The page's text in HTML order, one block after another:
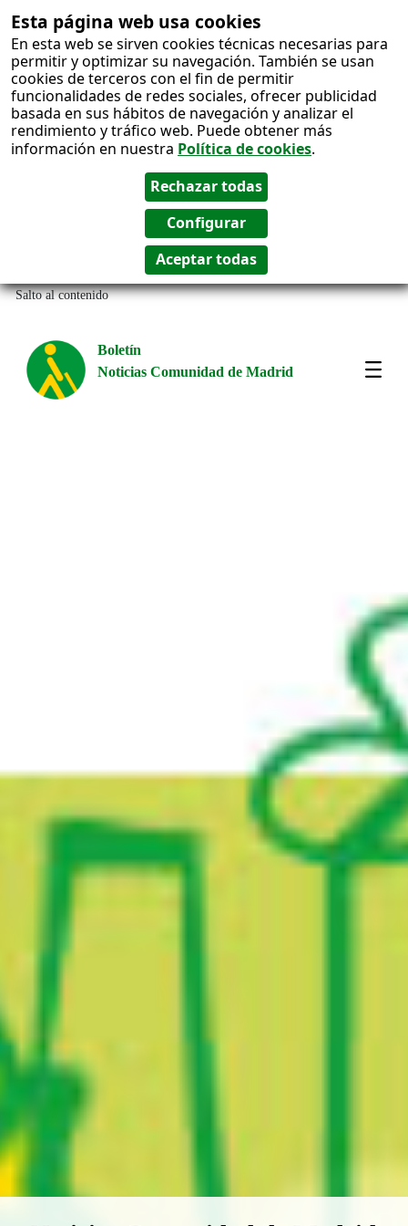
Esta página web usa cookies
En esta web se sirven cookies técnicas necesarias para
permitir y optimizar su navegación. También se usan
cookies de terceros con el fin de permitir
funcionalidades de redes sociales, ofrecer publicidad
basada en sus hábitos de navegación y analizar el
rendimiento y tráfico web. Puede obtener más
información en nuestra Política de cookies.
Salto al contenido
Boletín
Noticias Comunidad de Madrid